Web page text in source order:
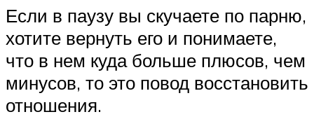
Если в паузу вы скучаете по парню,
хотите вернуть его и понимаете,
что в нем куда больше плюсов, чем
минусов, то это повод восстановить
отношения.